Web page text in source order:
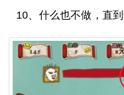
10、什么也不做，直